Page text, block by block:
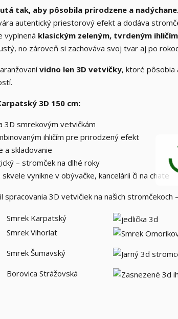
tak, aby pôsobila prirodzene a nadýchane
autentický priestorový efekt a dodáva
vyplnená klasickým zeleným, tvrdeným ihličím
no zároveň si zachováva svoj tvar aj po
vidno len 3D vetvičky, ktoré pôsobia
3D 150 cm:
3D smrekovým vetvičkám
ihličím pre prirodzený efekt
a skladovanie
– stromček na dlhé roky
vynikne v obývačke, kancelárii či na chate
3D vetvičiek na našich stromčekoch
Smrek Karpatský
Smrek Vihorlat
Smrek Šumavský
Borovica Strážovská